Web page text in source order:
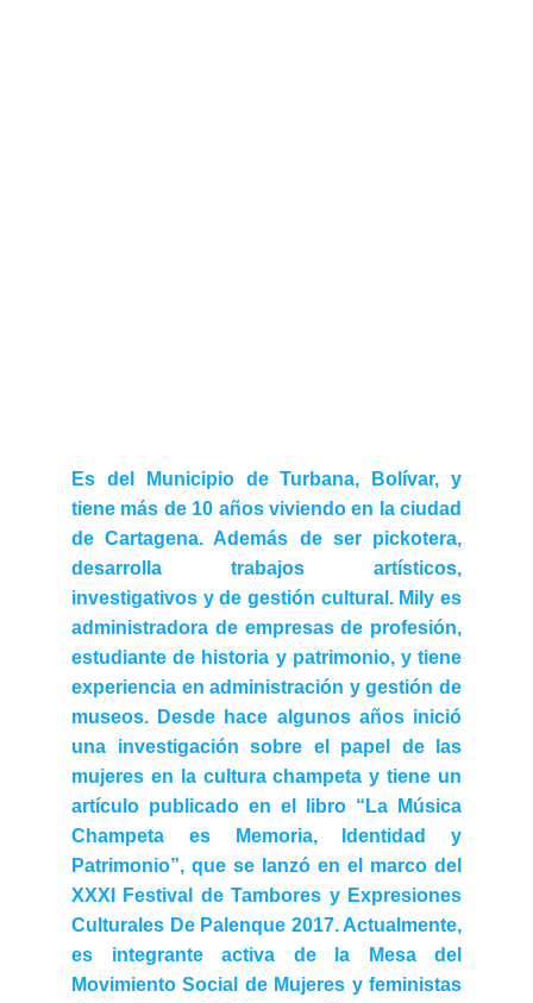
Es del Municipio de Turbana, Bolívar, y
tiene más de 10 años viviendo en la ciudad
de Cartagena. Además de ser pickotera,
desarrolla trabajos artísticos,
investigativos y de gestión cultural. Mily es
administradora de empresas de profesión,
estudiante de historia y patrimonio, y tiene
experiencia en administración y gestión de
museos. Desde hace algunos años inició
una investigación sobre el papel de las
mujeres en la cultura champeta y tiene un
artículo publicado en el libro “La Música
Champeta es Memoria, Identidad y
Patrimonio”, que se lanzó en el marco del
XXXI Festival de Tambores y Expresiones
Culturales De Palenque 2017. Actualmente,
es integrante activa de la Mesa del
Movimiento Social de Mujeres y feministas